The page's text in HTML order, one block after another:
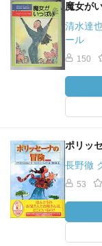
魔女が
清水達
ール
150
ポリッ
長野徹
53